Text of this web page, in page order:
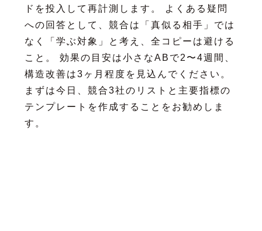
ドを投入して再計測します。 よくある疑問
への回答として、競合は「真似る相手」では
なく「学ぶ対象」と考え、全コピーは避ける
こと。 効果の目安は小さなABで2〜4週間、
構造改善は3ヶ月程度を見込んでください。
まずは今日、競合3社のリストと主要指標の
テンプレートを作成することをお勧めしま
す。